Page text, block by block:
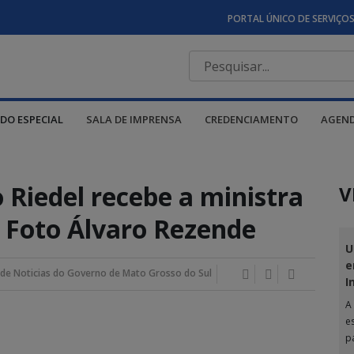
PORTAL ÚNICO DE SERVIÇOS
ESPECIAL SALA DE IMPRENSA CREDENCIAMENTO
recebe a ministra
Foto Álvaro Rezende
Noticias do Governo de Mato Grosso do Sul
A